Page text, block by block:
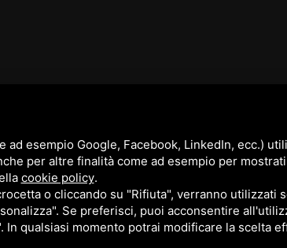
PolicyeTerms of Servicedi Google.
ad esempio Google, Facebook, LinkedIn, ecc.)
per altre finalità come ad esempio per
cookie policy.
o cliccando su "Rifiuta", verranno utilizzati
Se preferisci, puoi acconsentire
qualsiasi momento potrai modificare la scelta